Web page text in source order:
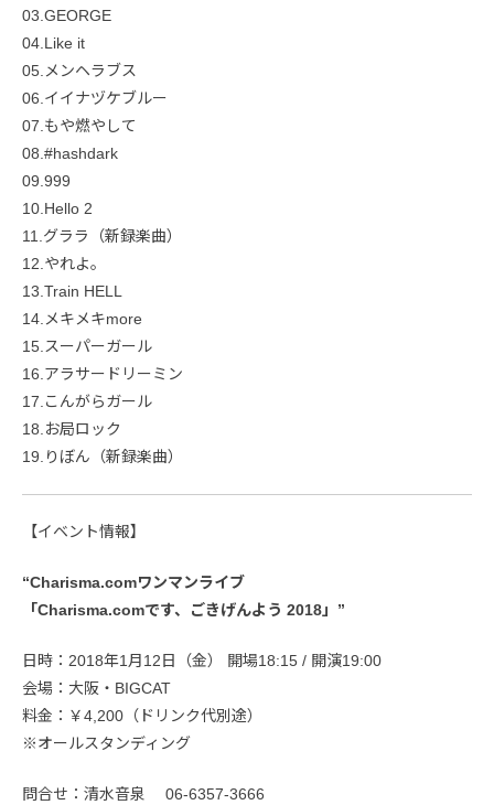
03.GEORGE
04.Like it
05.メンヘラブス
06.イイナヅケブルー
07.もや燃やして
08.#hashdark
09.999
10.Hello 2
11.グララ（新録楽曲）
12.やれよ。
13.Train HELL
14.メキメキmore
15.スーパーガール
16.アラサードリーミン
17.こんがらガール
18.お局ロック
19.りぼん（新録楽曲）
【イベント情報】
“Charisma.comワンマンライブ
「Charisma.comです、ごきげんよう 2018」”
日時：2018年1月12日（金） 開場18:15 / 開演19:00
会場：大阪・BIGCAT
料金：￥4,200（ドリンク代別途）
※オールスタンディング
問合せ：清水音泉 06-6357-3666